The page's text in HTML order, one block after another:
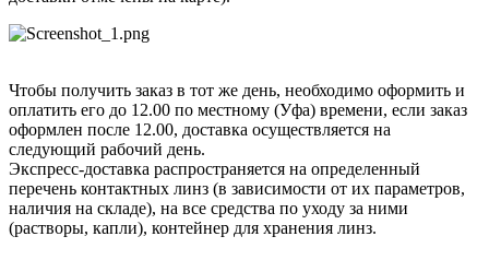
Чтобы получить заказ в тот же день, необходимо оформить и
оплатить его до 12.00 по местному (Уфа) времени, если заказ
оформлен после 12.00, доставка осуществляется на
следующий рабочий день.
Экспресс-доставка распространяется на определенный
перечень контактных линз (в зависимости от их параметров,
наличия на складе), на все средства по уходу за ними
(растворы, капли), контейнер для хранения линз.